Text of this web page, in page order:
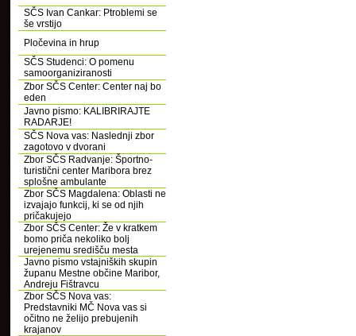
SČS Ivan Cankar: Ptroblemi se
še vrstijo
Pločevina in hrup
SČS Studenci: O pomenu
samoorganiziranosti
Zbor SČS Center: Center naj bo
eden
Javno pismo: KALIBRIRAJTE
RADARJE!
SČS Nova vas: Naslednji zbor
zagotovo v dvorani
Zbor SČS Radvanje: Športno-
turistični center Maribora brez
splošne ambulante
Zbor SČS Magdalena: Oblasti ne
izvajajo funkcij, ki se od njih
pričakujejo
Zbor SČS Center: Že v kratkem
bomo priča nekoliko bolj
urejenemu središču mesta
Javno pismo vstajniških skupin
županu Mestne občine Maribor,
Andreju Fištravcu
Zbor SČS Nova vas:
Predstavniki MČ Nova vas si
očitno ne želijo prebujenih
krajanov